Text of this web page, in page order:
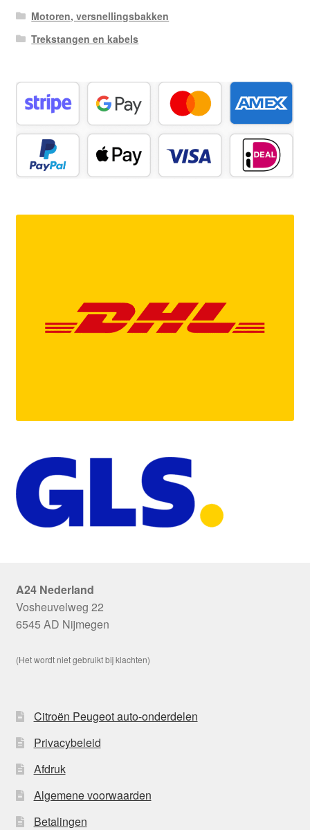
Motoren, versnellingsbakken
Trekstangen en kabels
A24 Nederland
Vosheuvelweg 22
6545 AD Nijmegen
(Het wordt niet gebruikt bij klachten)
Citroën Peugeot auto-onderdelen
Privacybeleid
Afdruk
Algemene voorwaarden
Betalingen